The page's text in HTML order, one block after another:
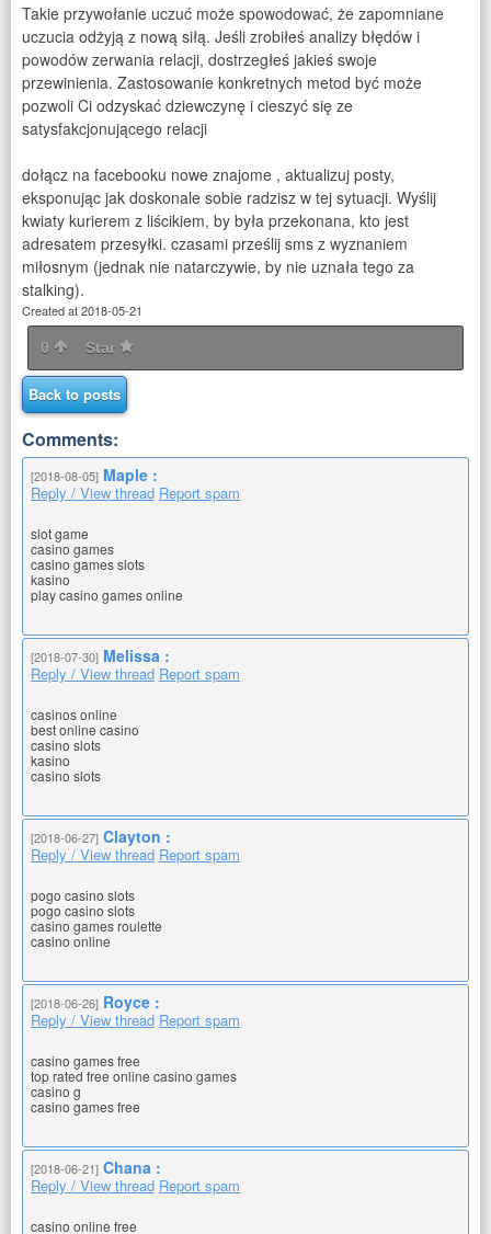
Takie przywołanie uczuć może spowodować, że zapomniane
uczucia odżyją z nową siłą. Jeśli zrobiłeś analizy błędów i
powodów zerwania relacji, dostrzegłeś jakieś swoje
przewinienia. Zastosowanie konkretnych metod być może
pozwoli Ci odzyskać dziewczynę i cieszyć się ze
satysfakcjonującego relacji
dołącz na facebooku nowe znajome , aktualizuj posty,
eksponując jak doskonale sobie radzisz w tej sytuacji. Wyślij
kwiaty kurierem z liścikiem, by była przekonana, kto jest
adresatem przesyłki. czasami prześlij sms z wyznaniem
miłosnym (jednak nie natarczywie, by nie uznała tego za
stalking).
Created at 2018-05-21
0 Star
Back to posts
Comments:
[2018-08-05] Maple :
Reply / View thread Report spam
slot game
casino games
casino games slots
kasino
play casino games online
[2018-07-30] Melissa :
Reply / View thread Report spam
casinos online
best online casino
casino slots
kasino
casino slots
[2018-06-27] Clayton :
Reply / View thread Report spam
pogo casino slots
pogo casino slots
casino games roulette
casino online
[2018-06-26] Royce :
Reply / View thread Report spam
casino games free
top rated free online casino games
casino g
casino games free
[2018-06-21] Chana :
Reply / View thread Report spam
casino online free